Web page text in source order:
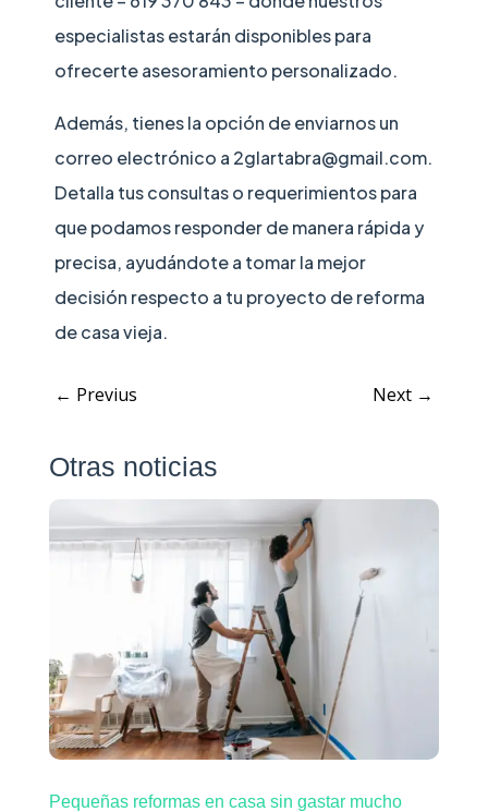
especialistas estarán disponibles para
ofrecerte asesoramiento personalizado.
Además, tienes la opción de enviarnos un
correo electrónico a 2glartabra@gmail.com.
Detalla tus consultas o requerimientos para
que podamos responder de manera rápida y
precisa, ayudándote a tomar la mejor
decisión respecto a tu proyecto de reforma
de casa vieja.
← Previus Next →
Otras noticias
Pequeñas reformas en casa sin gastar mucho